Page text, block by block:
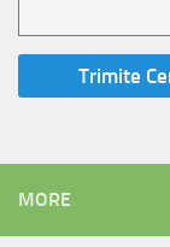
MORE